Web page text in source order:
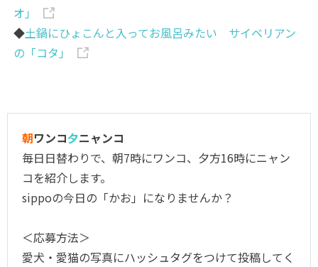
オ」
◆土鍋にひょこんと入ってお風呂みたい サイベリアン
の「コタ」
朝ワンコ夕ニャンコ
毎日日替わりで、朝7時にワンコ、夕方16時にニャン
コを紹介します。
sippoの今日の「かお」になりませんか？
＜応募方法＞
愛犬・愛猫の写真にハッシュタグをつけて投稿してく